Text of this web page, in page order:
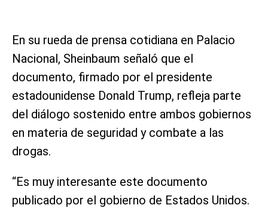
En su rueda de prensa cotidiana en Palacio
Nacional, Sheinbaum señaló que el
documento, firmado por el presidente
estadounidense Donald Trump, refleja parte
del diálogo sostenido entre ambos gobiernos
en materia de seguridad y combate a las
drogas.
“Es muy interesante este documento
publicado por el gobierno de Estados Unidos.